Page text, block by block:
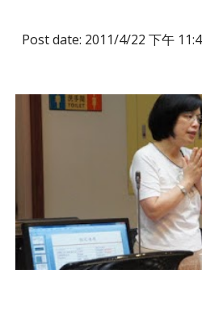
Post date: 2011/4/22 下午